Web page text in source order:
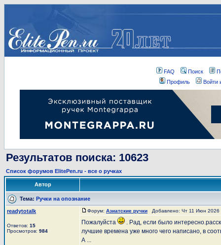
FAQ Поиск
Профиль
Войти
Результатов поиска: 10623
Список форумов ElitePen.ru - все о ручках
Автор
Тема: Ручки на опознание
readytotalk
Ответов: 15
Просмотров: 984
Форум: Азиатские ручки Добавлено: Чт 11 Июн
Пожалуйста
. Рад, если было
лучшие времена уже много чего написано, в
А ...